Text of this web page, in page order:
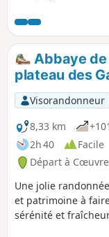
Abbaye
plateau des
Visorandonneur
8,33 km
2h 40
Facile
Départ à
Une jolie
et patrimoine à
sérénité et